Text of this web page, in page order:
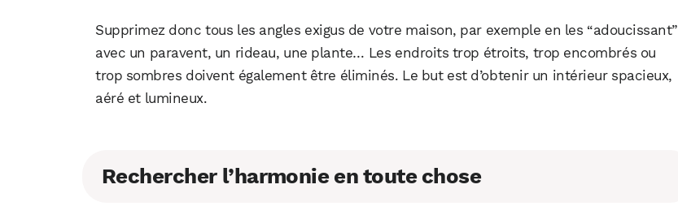
Supprimez donc tous les angles exigus de votre maison, par exemple en les “adoucissant”
avec un paravent, un rideau, une plante… Les endroits trop étroits, trop encombrés ou
trop sombres doivent également être éliminés. Le but est d’obtenir un intérieur spacieux,
aéré et lumineux.
Rechercher l’harmonie en toute chose